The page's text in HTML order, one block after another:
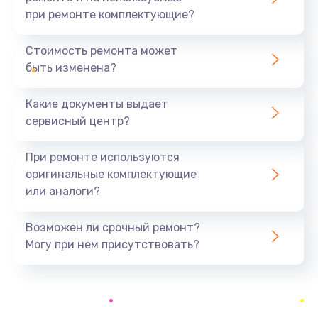
1440 руб.
Ремонт южного моста
Замена батарейки BIOS
Заказать
при ремонте комплектующие?
Стоимость ремонта может
быть изменена?
Какие документы выдает
сервисный центр?
При ремонте используются
оригинальные комплектующие
или аналоги?
Возможен ли срочный ремонт?
Могу при нем присутствовать?